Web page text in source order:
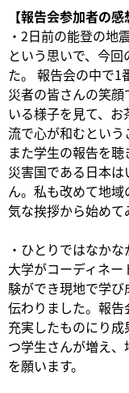
【報告会参加者の感
・2日前の能登の地
という思いで、今
た。 報告会の中で1
災者の皆さんの笑
いる様子を見て、
流で心が和むという
また学生の報告を聴
災害国である日本
ん。私も改めて地
気な挨拶から始めて
・ひとりではなか
大学がコーディネ
験ができ現地で学
伝わりました。報
充実したものにり
つ学生さんが増え
を願います。